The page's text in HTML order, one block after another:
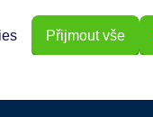
Přijmout vše